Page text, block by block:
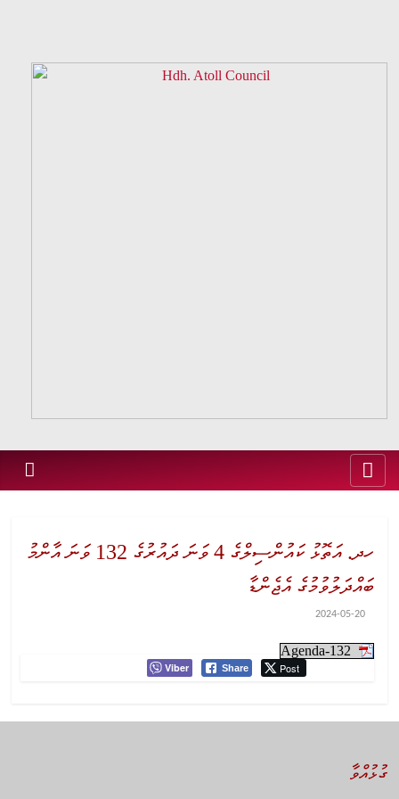
ހދ. އަތޮޅު ކައުންސިލްގެ 4 ވަނަ ދައުރުގެ 132 ވަނަ އާންމު
ބައްދަލުވުމުގެ އެޖެންޑާ
2024-05-20
Agenda-132
Viber Share Post
ގުޅުއްވާ